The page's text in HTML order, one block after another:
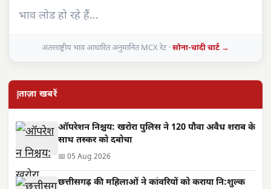
भाव लोड हो रहे हैं…
अंतरराष्ट्रीय भाव आधारित अनुमानित MCX रेट ·सोना-चांदी चार्ट →
ताज़ा खबरें
ऑपरेशन निश्चय: खरोरा पुलिस ने 120 पौवा अवैध शराब के
साथ तस्कर को दबोचा
📅 05 Aug 2026
छत्तीसगढ़ की महिलाओं ने कांवरियों को कराया नि:शुल्क